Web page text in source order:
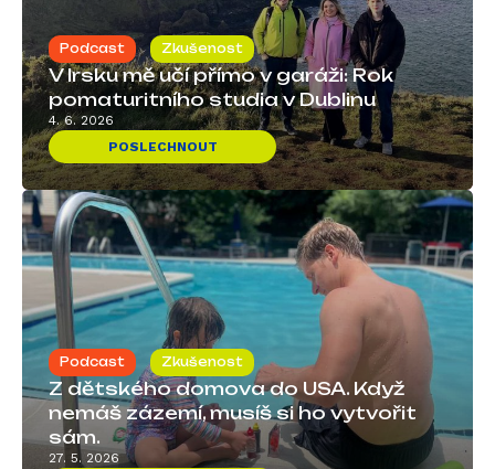
Podcast Zkušenost
V Irsku mě učí přímo v garáži: Rok
pomaturitního studia v Dublinu
4. 6. 2026
POSLECHNOUT
Podcast Zkušenost
Z dětského domova do USA. Když
nemáš zázemí, musíš si ho vytvořit
sám.
27. 5. 2026